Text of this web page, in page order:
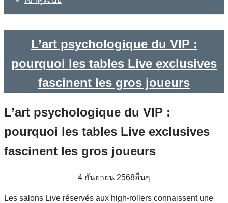
L’art psychologique du VIP :
pourquoi les tables Live exclusives
fascinent les gros joueurs
L’art psychologique du VIP :
pourquoi les tables Live exclusives
fascinent les gros joueurs
4 กันยายน 2568อื่นๆ
Les salons Live réservés aux high‑rollers connaissent une